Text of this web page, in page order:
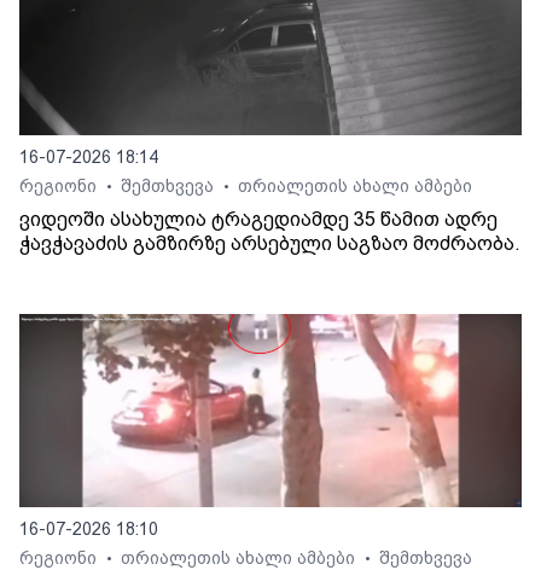
16-07-2026 18:14
რეგიონი
• შემთხვევა • თრიალეთის ახალი ამბები
ვიდეოში ასახულია ტრაგედიამდე 35 წამით ადრე
ჭავჭავაძის გამზირზე არსებული საგზაო მოძრაობა.
16-07-2026 18:10
რეგიონი
• თრიალეთის ახალი ამბები • შემთხვევა